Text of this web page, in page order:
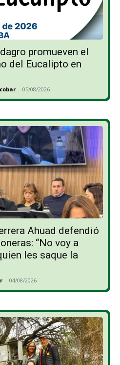
promueven el
del Eucalipto en
- 05/08/2026
Ahuad defendió
“No voy a
les saque la
- 04/08/2026